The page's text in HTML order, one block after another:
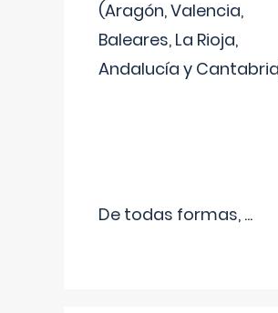
(Aragón, Valencia,
Baleares, La Rioja,
Andalucía y
De todas formas, ...